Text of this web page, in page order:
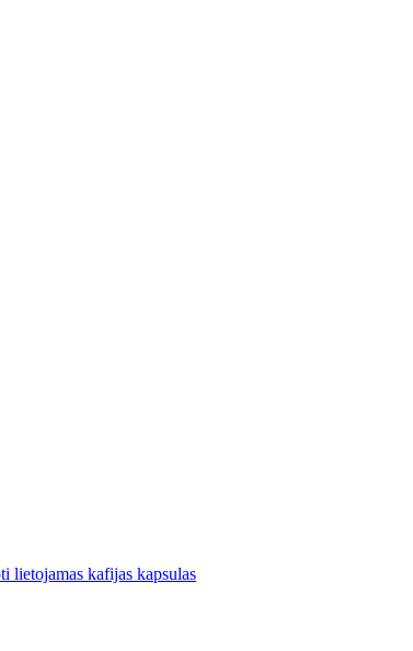
lietojamas kafijas kapsulas